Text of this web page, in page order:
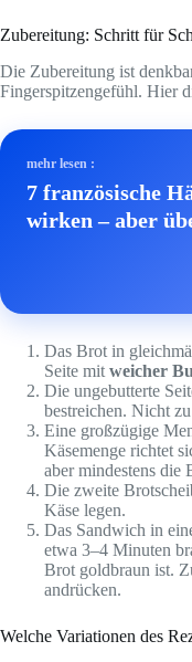
Zubereitung: Schritt für
Die Zubereitung ist
Fingerspitzengefühl. Hier
mehr lesen :
7 französische
wirken – aber
Das Brot in
Seite mit weicher
Die ungebutterte
bestreichen. Nicht
Eine großzügige
Käsemenge richtet
aber mindestens die
Die zweite
Käse legen.
Das Sandwich in
etwa 3–4 Minuten
Brot goldbraun ist.
andrücken.
Welche Variationen des